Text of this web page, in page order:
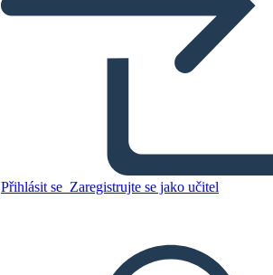
Přihlásit se Zaregistrujte se jako učitel
Zkopírujte tento scénář
VYTVOŘIT STORYBOARD
PŘEČTI MI